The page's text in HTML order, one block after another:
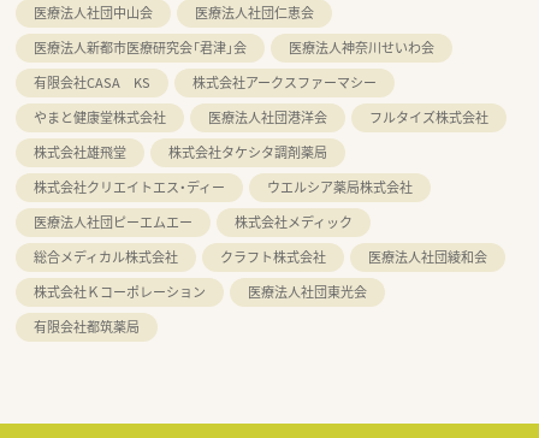
医療法人社団中山会
医療法人社団仁恵会
医療法人新都市医療研究会「君津」会
医療法人神奈川せいわ会
有限会社CASA KS
株式会社アークスファーマシー
やまと健康堂株式会社
医療法人社団港洋会
フルタイズ株式会社
株式会社雄飛堂
株式会社タケシタ調剤薬局
株式会社クリエイトエス・ディー
ウエルシア薬局株式会社
医療法人社団ピーエムエー
株式会社メディック
総合メディカル株式会社
クラフト株式会社
医療法人社団綾和会
株式会社Ｋコーポレーション
医療法人社団東光会
有限会社都筑薬局